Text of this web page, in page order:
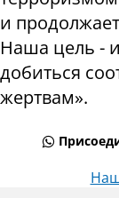
и
Наша цель -
добиться
жертвам».